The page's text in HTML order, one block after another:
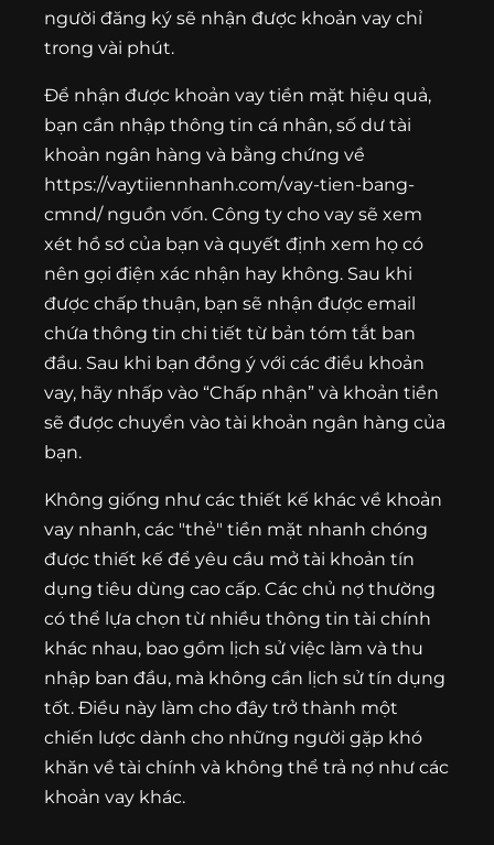
người đăng ký sẽ nhận được khoản vay chỉ
trong vài phút.
Để nhận được khoản vay tiền mặt hiệu quả,
bạn cần nhập thông tin cá nhân, số dư tài
khoản ngân hàng và bằng chứng về
https://vaytiiennhanh.com/vay-tien-bang-
cmnd/nguồn vốn. Công ty cho vay sẽ xem
xét hồ sơ của bạn và quyết định xem họ có
nên gọi điện xác nhận hay không. Sau khi
được chấp thuận, bạn sẽ nhận được email
chứa thông tin chi tiết từ bản tóm tắt ban
đầu. Sau khi bạn đồng ý với các điều khoản
vay, hãy nhấp vào “Chấp nhận” và khoản tiền
sẽ được chuyển vào tài khoản ngân hàng của
bạn.
Không giống như các thiết kế khác về khoản
vay nhanh, các "thẻ" tiền mặt nhanh chóng
được thiết kế để yêu cầu mở tài khoản tín
dụng tiêu dùng cao cấp. Các chủ nợ thường
có thể lựa chọn từ nhiều thông tin tài chính
khác nhau, bao gồm lịch sử việc làm và thu
nhập ban đầu, mà không cần lịch sử tín dụng
tốt. Điều này làm cho đây trở thành một
chiến lược dành cho những người gặp khó
khăn về tài chính và không thể trả nợ như các
khoản vay khác.